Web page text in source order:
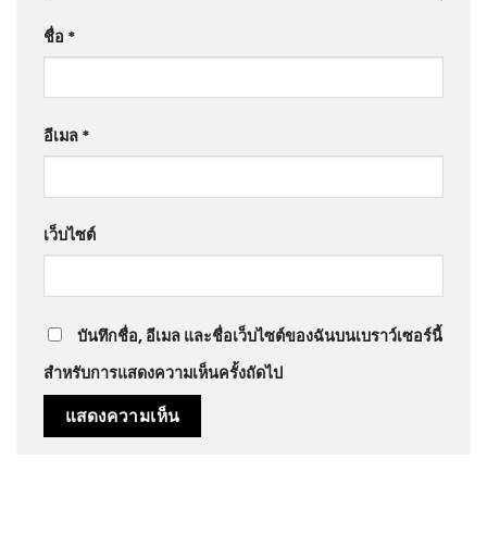
ชื่อ *
อีเมล *
เว็บไซต์
บันทึกชื่อ, อีเมล และชื่อเว็บไซต์ของฉันบนเบราว์เซอร์นี้
สำหรับการแสดงความเห็นครั้งถัดไป